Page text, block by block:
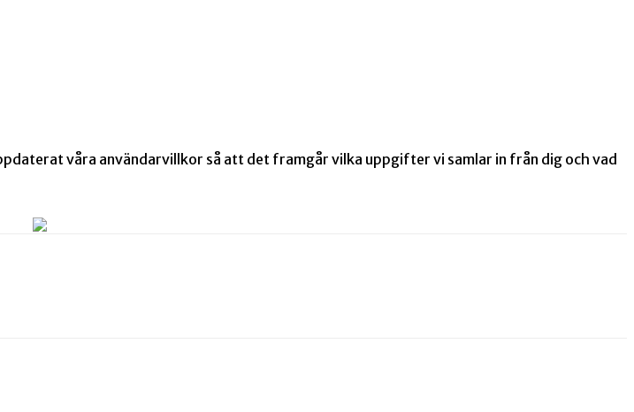
våra användarvillkor så att det framgår vilka uppgifter vi samlar in från dig och vad